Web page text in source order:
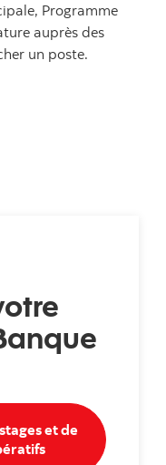
Programme
auprès des
un poste.
et de
Consultez les